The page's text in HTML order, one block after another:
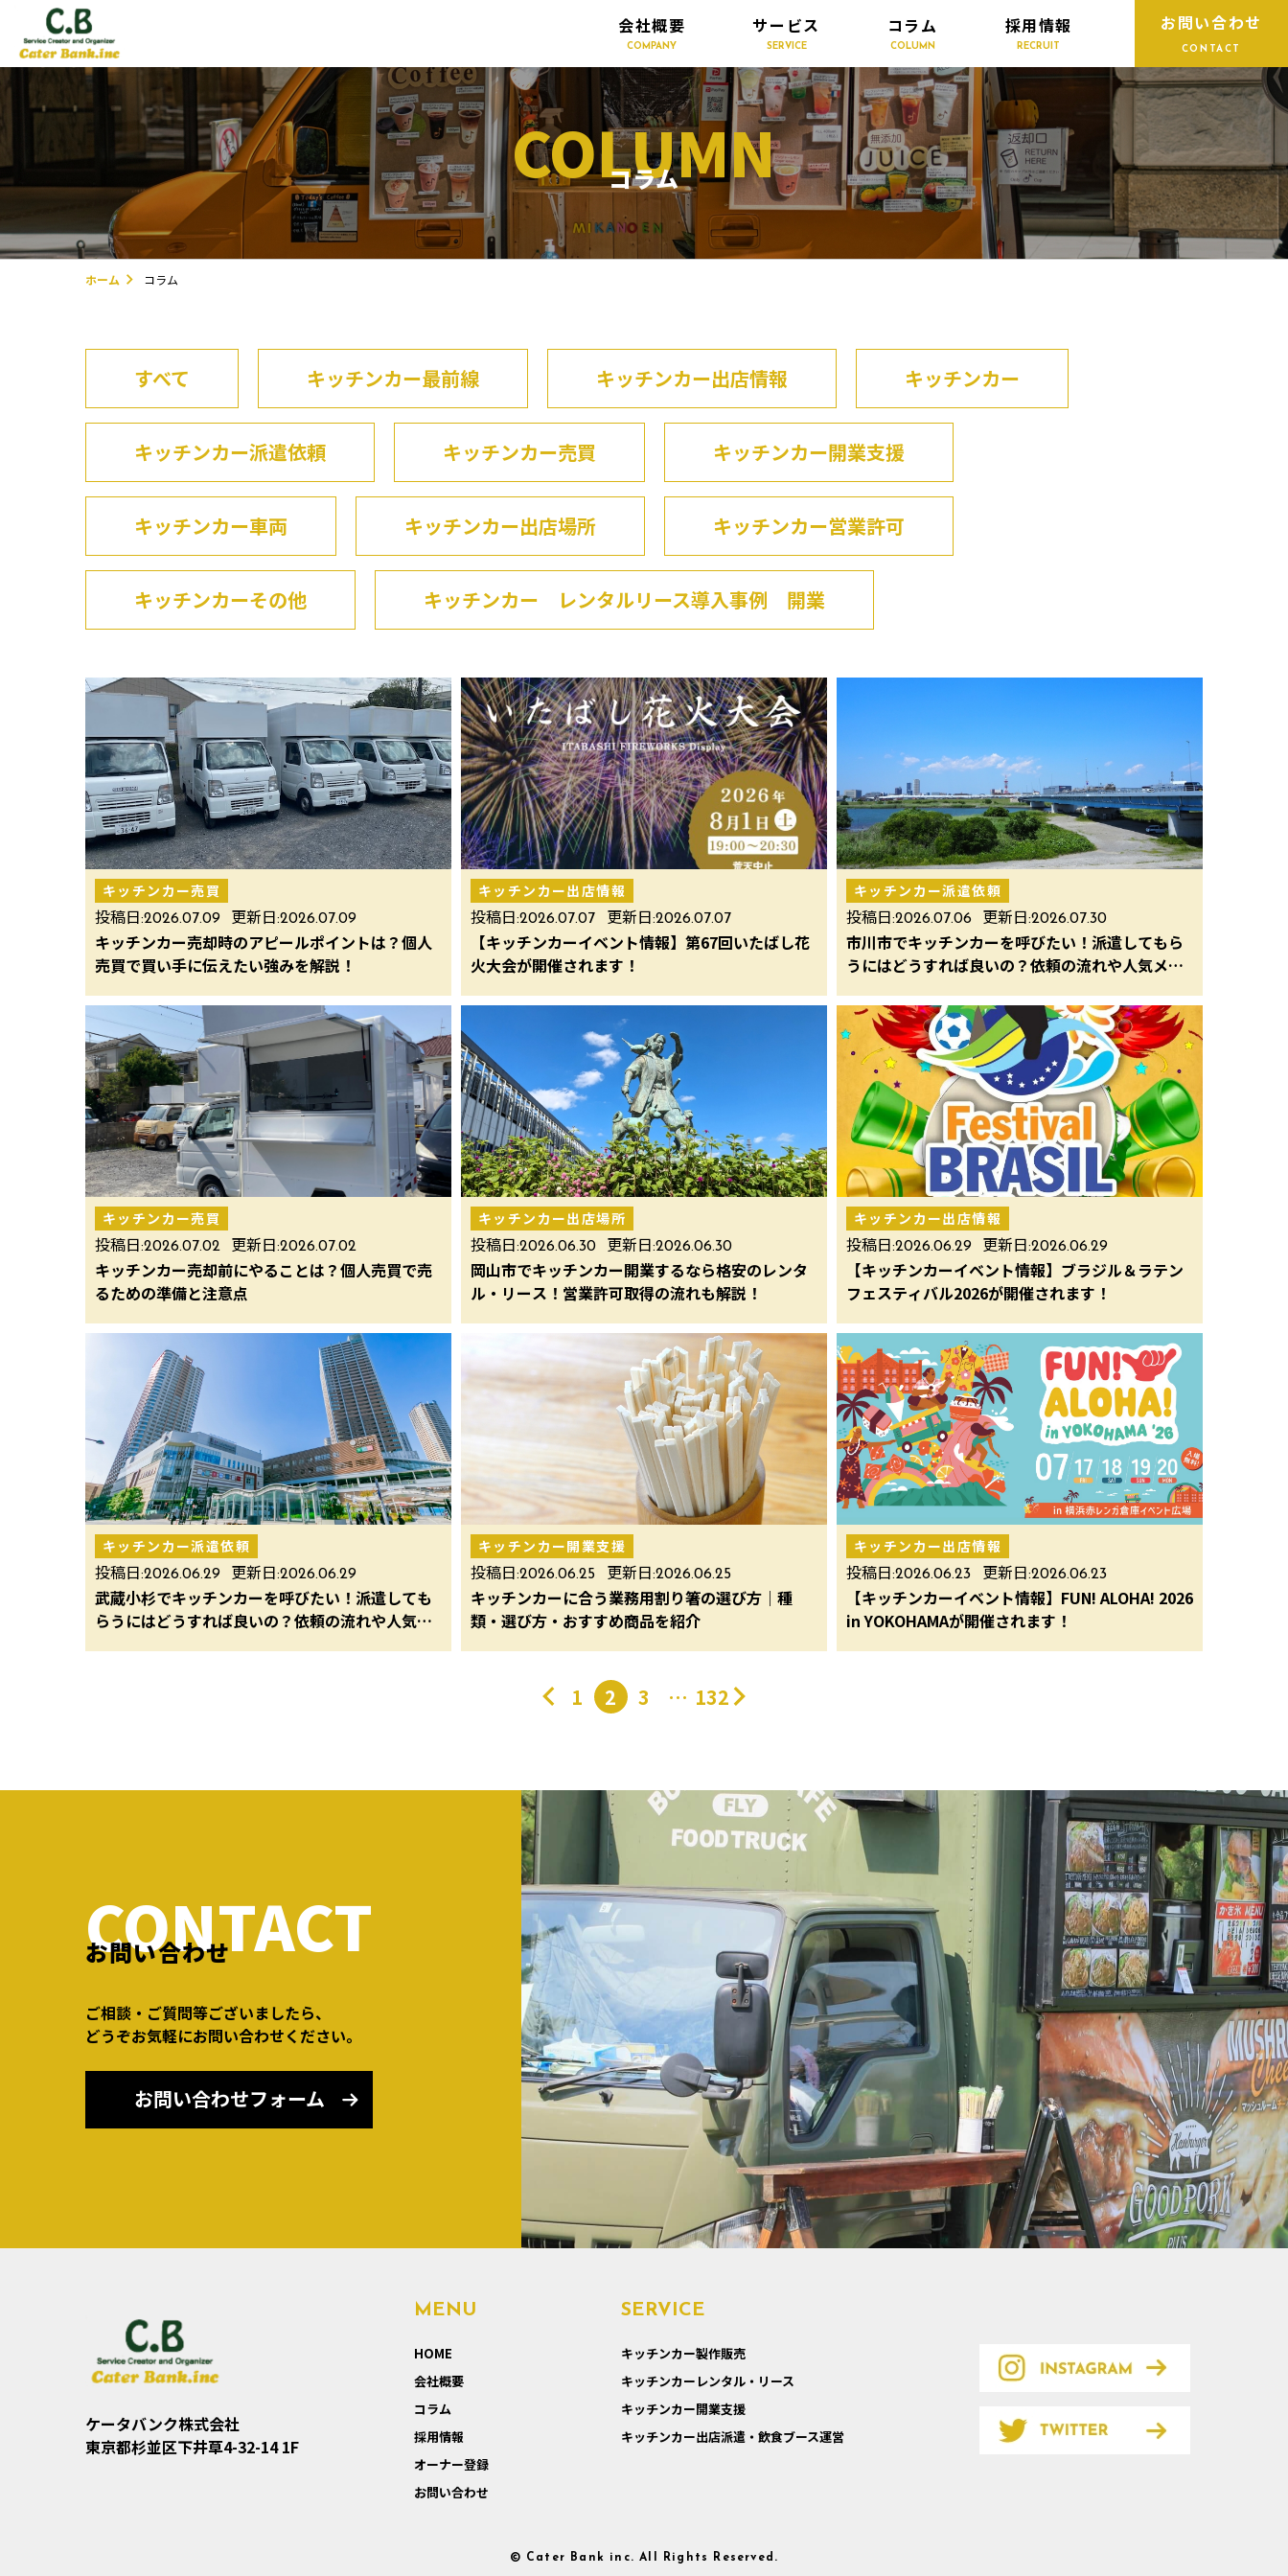
会社概要
COMPANY
サービス
SERVICE
コラム
COLUMN
採用情報
RECRUIT
お問い合わせ
CONTACT
COLUMN
コラム
ホーム コラム
すべて キッチンカー最前線 キッチンカー出店情報 キッチンカー
キッチンカー派遣依頼 キッチンカー売買 キッチンカー開業支援
キッチンカー車両 キッチンカー出店場所 キッチンカー営業許可
キッチンカーその他 キッチンカー レンタルリース導入事例 開業
キッチンカー売買
投稿日:2026.07.09 更新日:2026.07.09
キッチンカー売却時のアピールポイントは？個人
売買で買い手に伝えたい強みを解説！
キッチンカー出店情報
投稿日:2026.07.07 更新日:2026.07.07
【キッチンカーイベント情報】第67回いたばし花
火大会が開催されます！
キッチンカー派遣依頼
投稿日:2026.07.06 更新日:2026.07.30
市川市でキッチンカーを呼びたい！派遣してもら
うにはどうすれば良いの？依頼の流れや人気メニ
キッチンカー売買
投稿日:2026.07.02 更新日:2026.07.02
キッチンカー売却前にやることは？個人売買で売
るための準備と注意点
キッチンカー出店場所
投稿日:2026.06.30 更新日:2026.06.30
岡山市でキッチンカー開業するなら格安のレンタ
ル・リース！営業許可取得の流れも解説！
キッチンカー出店情報
投稿日:2026.06.29 更新日:2026.06.29
【キッチンカーイベント情報】ブラジル＆ラテン
フェスティバル2026が開催されます！
キッチンカー派遣依頼
投稿日:2026.06.29 更新日:2026.06.29
武蔵小杉でキッチンカーを呼びたい！派遣しても
らうにはどうすれば良いの？依頼の流れや人気メ
キッチンカー開業支援
投稿日:2026.06.25 更新日:2026.06.25
キッチンカーに合う業務用割り箸の選び方｜種
類・選び方・おすすめ商品を紹介
キッチンカー出店情報
投稿日:2026.06.23 更新日:2026.06.23
【キッチンカーイベント情報】FUN! ALOHA! 2026
in YOKOHAMAが開催されます！
1 2 3 … 132
CONTACT
お問い合わせ
ご相談・ご質問等ございましたら、
どうぞお気軽にお問い合わせください。
お問い合わせフォーム
ケータバンク株式会社
東京都杉並区下井草4-32-14 1F
MENU
HOME
会社概要
コラム
採用情報
オーナー登録
お問い合わせ
SERVICE
キッチンカー製作販売
キッチンカーレンタル・リース
キッチンカー開業支援
キッチンカー出店派遣・飲食ブース運営
© Cater Bank inc. All Rights Reserved.